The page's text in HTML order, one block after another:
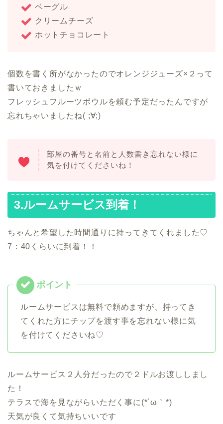
ベーグル
クリームチーズ
ホットチョコレート
個数を書く所がなかったのでオレンジジューズ×２って
書いておきましたｗ
フレッシュフルーツボウルを頼む予定だったんですが
忘れちゃいましたね( ;∀;)
部屋の番号と名前と人数書き忘れない様に
気を付けてくださいね！
3.ルームサービス到着！
ちゃんと希望した時間通りに持ってきてくれました♡
7：40くらいに到着！！
ルームサービスは無料で頼めますが、持ってき
てくれた方にチップを渡す事を忘れない様に気
を付けてくださいね♡
ルームサービス２人分だったので２ドルお渡ししまし
た！
テラスで海を見ながらいただく事に(*´ω｀*)
天気が良くて気持ちいいです